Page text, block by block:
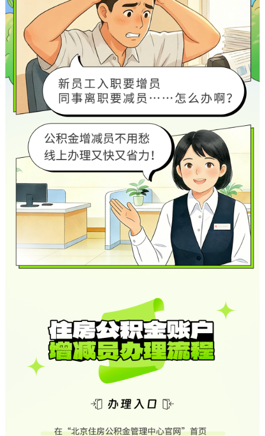
便民服务 利企服务 投资项目
中介服务 阳光政务
政民互动
12345网上接诉即办 我要建议
参与调查 图说互动
北京概况 十六区概览 人文北京
绿色北京 图说北京 视频北京
多语种
한국어 日本語
DEUTSCH FRANÇAIS РУССКИЙ ЯЗЫК
ESPAÑOL العربية